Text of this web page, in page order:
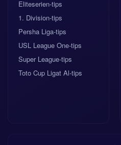
Eliteserien-tips
1. Division-tips
Persha Liga-tips
USL League One-tips
Super League-tips
Toto Cup Ligat Al-tips